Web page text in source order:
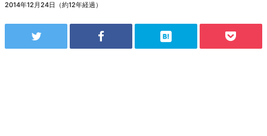
2014年12月24日（約12年経過）